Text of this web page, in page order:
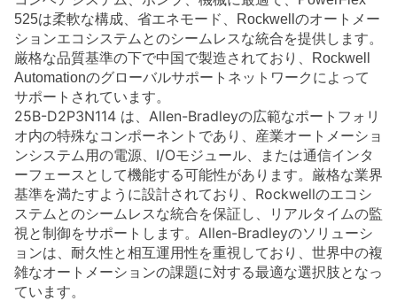
525は柔軟な構成、省エネモード、Rockwellのオートメー
ションエコシステムとのシームレスな統合を提供します。
厳格な品質基準の下で中国で製造されており、Rockwell
Automationのグローバルサポートネットワークによって
サポートされています。
25B-D2P3N114 は、Allen-Bradleyの広範なポートフォリ
オ内の特殊なコンポーネントであり、産業オートメーショ
ンシステム用の電源、I/Oモジュール、または通信インタ
ーフェースとして機能する可能性があります。厳格な業界
基準を満たすように設計されており、Rockwellのエコシ
ステムとのシームレスな統合を保証し、リアルタイムの監
視と制御をサポートします。Allen-Bradleyのソリューシ
ョンは、耐久性と相互運用性を重視しており、世界中の複
雑なオートメーションの課題に対する最適な選択肢となっ
ています。